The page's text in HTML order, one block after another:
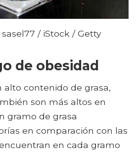
/ iStock / Getty
de obesidad
alto contenido de grasa,
son más altos en
gramo de grasa
en comparación con las
en cada gramo